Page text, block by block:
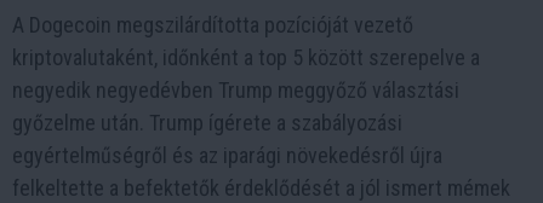
A Dogecoin megszilárdította pozícióját vezető
kriptovalutaként, időnként a top 5 között szerepelve a
negyedik negyedévben Trump meggyőző választási
győzelme után. Trump ígérete a szabályozási
egyértelműségről és az iparági növekedésről újra
felkeltette a befektetők érdeklődését a jól ismert mémek